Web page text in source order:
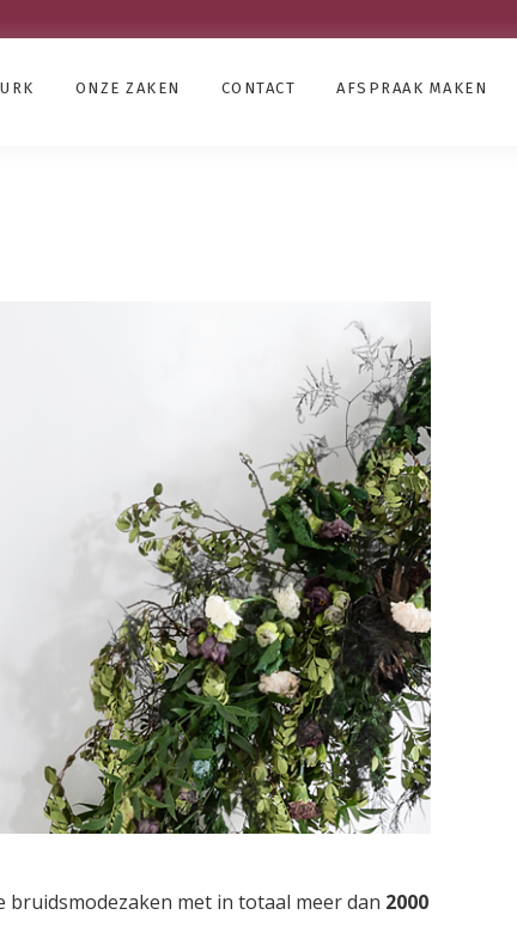
ONZE ZAKEN CONTACT AFSPRAAK MAKEN
met in totaal meer dan 2000